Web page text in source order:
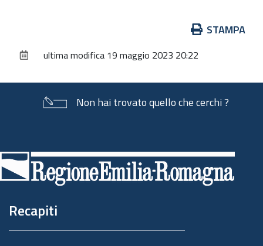
documento
STAMPA
ultima modifica 19 maggio 2023 20:22
Non hai trovato quello che cerchi ?
di
pagina
Recapiti